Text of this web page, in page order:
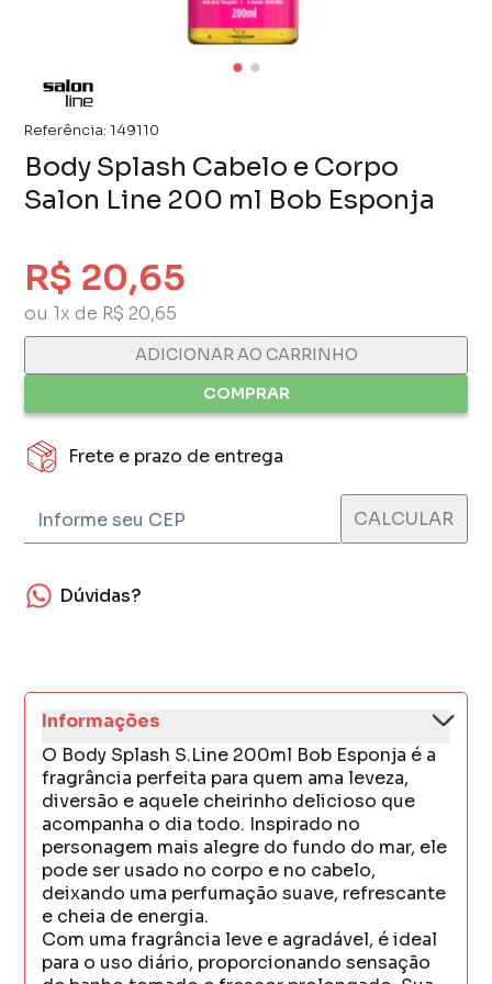
Referência: 149110
Body Splash Cabelo e Corpo
Salon Line 200 ml Bob Esponja
R$ 20,65
ou 1x de R$ 20,65
ADICIONAR AO CARRINHO
COMPRAR
Frete e prazo de entrega
Dúvidas?
Informações
O Body Splash S.Line 200ml Bob Esponja é a
fragrância perfeita para quem ama leveza,
diversão e aquele cheirinho delicioso que
acompanha o dia todo. Inspirado no
personagem mais alegre do fundo do mar, ele
pode ser usado no corpo e no cabelo,
deixando uma perfumação suave, refrescante
e cheia de energia.
Com uma fragrância leve e agradável, é ideal
para o uso diário, proporcionando sensação